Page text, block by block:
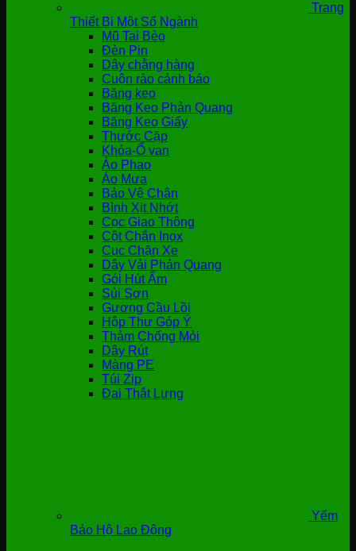
Trang
Thiết Bị Một Số Ngành
Mũ Tai Bèo
Đèn Pin
Dây chằng hàng
Cuộn rào cảnh báo
Băng keo
Băng Keo Phản Quang
Băng Keo Giấy
Thước Cặp
Khóa-Ổ van
Áo Phao
Áo Mưa
Bảo Vệ Chân
Bình Xịt Nhớt
Cọc Giao Thông
Cột Chắn Inox
Cục Chặn Xe
Dây Vải Phản Quang
Gói Hút Ẩm
Sủi Sơn
Gương Cầu Lồi
Hộp Thư Góp Ý
Thảm Chống Mỏi
Dây Rút
Màng PE
Túi Zip
Đai Thắt Lưng
Yếm
Bảo Hộ Lao Động